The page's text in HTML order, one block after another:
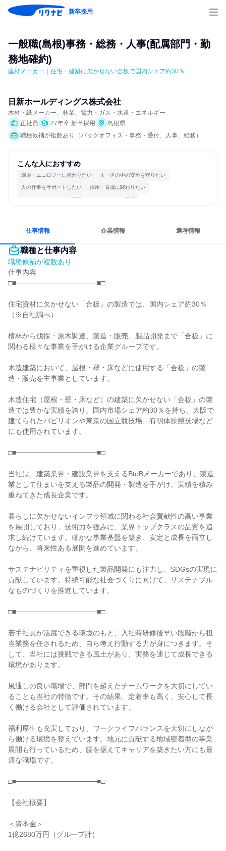
新卒採用
一般職(島根)事務・総務・人事(配属部門・勤
務地確約)
建材メーカー｜住宅・建築に欠かせない合板で国内シェア約30％
日新ホールディングス株式会社
木材・紙メーカー、林業、電力・ガス・水道・エネルギー
正社員
27年卒 新卒採用
島根県
職種候補が複数あり（バックオフィス・事務・受付、人事、総務）
こんな人におすすめ
環境・エコロジーに携わりたい 人・世の中の安全を守りたい
人の仕事をサポートしたい 採用・育成に関わりたい
コミュニケーションが活発 チームワークを重視
仕事情報 企業情報 選考情報
職種と仕事内容
職種候補が複数あり
仕事内容
□■────────────────■□
住宅資材に欠かせない「合板」の製造では、国内シェア約30％
（※自社調べ）
植林から伐採・原木調達、製造・販売、製品開発まで「合板」に
関わる様々な事業を手がける企業グループです。
木造建築において、屋根・壁・床などに使用する「合板」の製
造・販売を主事業としています。
木造住宅（屋根・壁・床など）の建築に欠かせない「合板」の製
造では豊かな実績を誇り、国内市場シェア約30％を持ち、大阪で
建てられたパビリオンや東京の国立競技場、有明体操競技場など
にも使用されています。
□■────────────────■□
当社は、建築業界・建設業界を支えるBtoBメーカーであり、製造
業として住まいを支える製品の開発・製造を手がけ、実績を積み
重ねてきた成長企業です。
暮らしに欠かせないインフラ領域に関わる社会貢献性の高い事業
を展開しており、技術力を強みに、業界トップクラスの品質を追
求し続けています。確かな事業基盤を築き、安定と成長を両立し
ながら、将来性ある展開を進めています。
サステナビリティを重視した製品開発にも注力し、SDGsの実現に
貢献しています。持続可能な社会づくりに向けて、サステナブル
なものづくりを推進しています。
□■────────────────■□
若手社員が活躍できる環境のもと、入社時研修後早い段階から担
当業務を任されるため、自ら考え行動する力が身につきます。そ
して、当社には挑戦できる風土があり、実務を通じて成長できる
環境があります。
風通しの良い職場で、部門を超えたチームワークを大切にしてい
ることも当社の特徴です。その結果、定着率も高く、安心して長
く働ける会社として評価されています。
福利厚生も充実しており、ワークライフバランスを大切にしなが
ら働ける環境を整えています。地元に貢献する地域密着型の事業
展開も行っているため、腰を据えてキャリアを築きたい方にも最
適な職場です。
□■────────────────■□
【会社概要】
＜資本金＞
1億2680万円（グループ計）